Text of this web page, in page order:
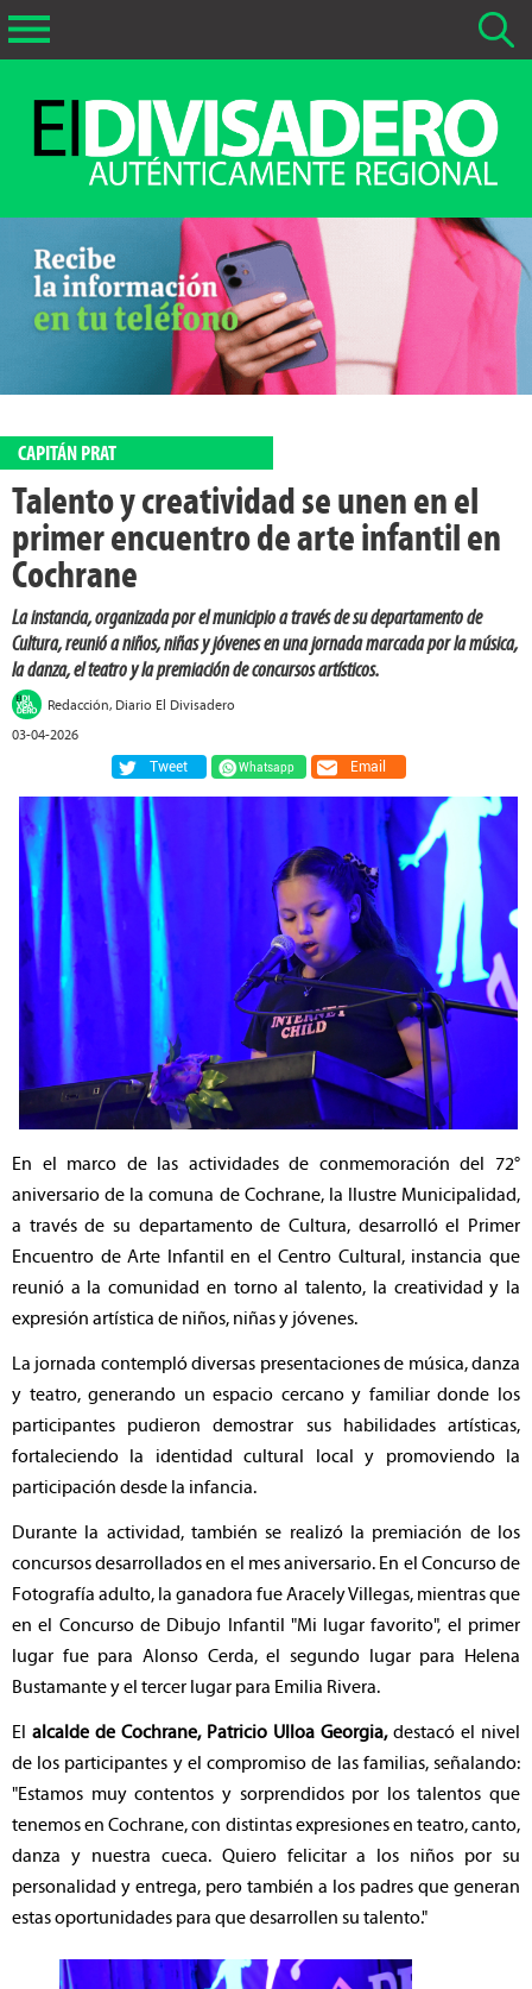
La fecha más antigua por defecto que se buscará es 01-02-
Buscar notas anteriores a 01-02-2026
CAPITÁN PRAT
Talento y creatividad se unen en el
primer encuentro de arte infantil en
Cochrane
La instancia, organizada por el municipio a través de su departamento de
Cultura, reunió a niños, niñas y jóvenes en una jornada marcada por la música,
la danza, el teatro y la premiación de concursos artísticos.
Redacción, Diario El Divisadero
03-04-2026
Tweet
Whatsapp Email
En el marco de las actividades de conmemoración del 72°
aniversario de la comuna de Cochrane, la Ilustre Municipalidad,
a través de su departamento de Cultura, desarrolló el Primer
Encuentro de Arte Infantil en el Centro Cultural, instancia que
reunió a la comunidad en torno al talento, la creatividad y la
expresión artística de niños, niñas y jóvenes.
La jornada contempló diversas presentaciones de música, danza
y teatro, generando un espacio cercano y familiar donde los
participantes pudieron demostrar sus habilidades artísticas,
fortaleciendo la identidad cultural local y promoviendo la
participación desde la infancia.
Durante la actividad, también se realizó la premiación de los
concursos desarrollados en el mes aniversario. En el Concurso de
Fotografía adulto, la ganadora fue Aracely Villegas, mientras que
en el Concurso de Dibujo Infantil "Mi lugar favorito", el primer
lugar fue para Alonso Cerda, el segundo lugar para Helena
Bustamante y el tercer lugar para Emilia Rivera.
El alcalde de Cochrane, Patricio Ulloa Georgia,destacó el nivel
de los participantes y el compromiso de las familias, señalando:
"Estamos muy contentos y sorprendidos por los talentos que
tenemos en Cochrane, con distintas expresiones en teatro, canto,
danza y nuestra cueca. Quiero felicitar a los niños por su
personalidad y entrega, pero también a los padres que generan
estas oportunidades para que desarrollen su talento."